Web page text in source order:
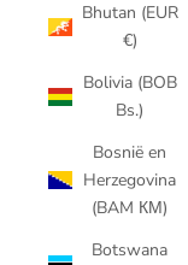
Bhutan (EUR
€)
Bolivia (BOB
Bs.)
Bosnië en
Herzegovina
(BAM КМ)
Botswana